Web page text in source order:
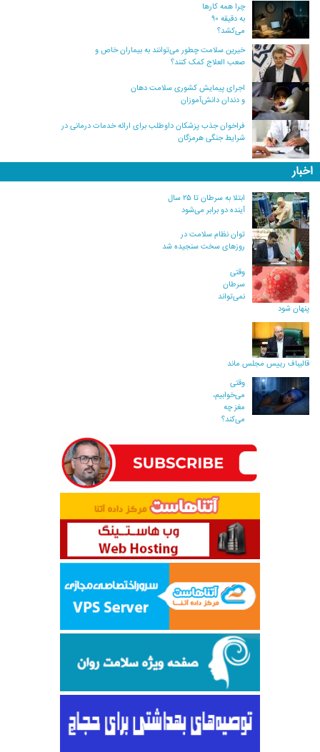
چرا همه کارها
به دقیقه ۹۰
می‌کشد؟
خیرین سلامت چطور می‌توانند به بیماران خاص و
صعب العلاج کمک کنند؟
اجرای پیمایش کشوری سلامت دهان
و دندان دانش‌آموزان
فراخوان جذب پزشکان داوطلب برای ارائه خدمات درمانی در
شرایط جنگی هرمزگان
اخبار
ابتلا به سرطان تا ۲۵ سال
آینده دو برابر می‌شود
توان نظام سلامت در
روزهای سخت سنجیده شد
وقتی
سرطان
نمی‌تواند
پنهان شود
قالیباف رییس مجلس ماند
وقتی
می‌خوابیم،
مغز چه
می‌کند؟